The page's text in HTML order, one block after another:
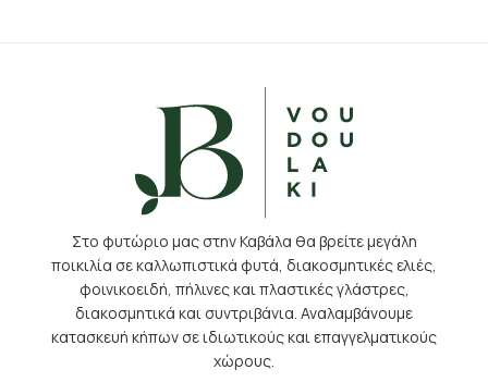
Στο φυτώριο μας στην Καβάλα θα βρείτε μεγάλη
ποικιλία σε καλλωπιστικά φυτά, διακοσμητικές ελιές,
φοινικοειδή, πήλινες και πλαστικές γλάστρες,
διακοσμητικά και συντριβάνια. Αναλαμβάνουμε
κατασκευή κήπων σε ιδιωτικούς και επαγγελματικούς
χώρους.